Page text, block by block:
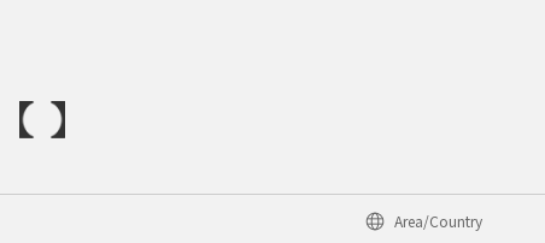
Area/Country